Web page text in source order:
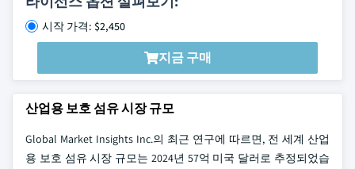
시작 가격: $2,450
지금 구매
산업용 보호 섬유 시장 규모
Global Market Insights Inc.의 최근 연구에 따르면, 전 세계 산업
용 보호 섬유 시장 규모는 2024년 57억 미국 달러로 추정되었습